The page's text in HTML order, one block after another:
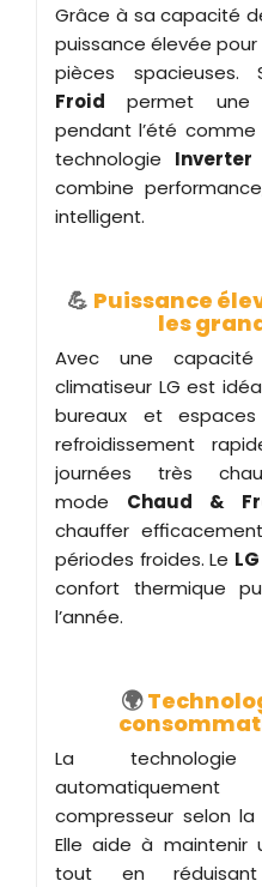
Grâce à sa capacité
puissance élevée
pièces spacieuses.
Froid permet une
pendant l’été comme
technologie Inverter
combine
intelligent.
💪 Puissance
les
Avec une
climatiseur LG est
bureaux et
refroidissement
journées très
mode Chaud &
chauffer
périodes froides. Le
confort thermique
l’année.
🌍
La
compresseur selon
Elle aide à maintenir
tout en